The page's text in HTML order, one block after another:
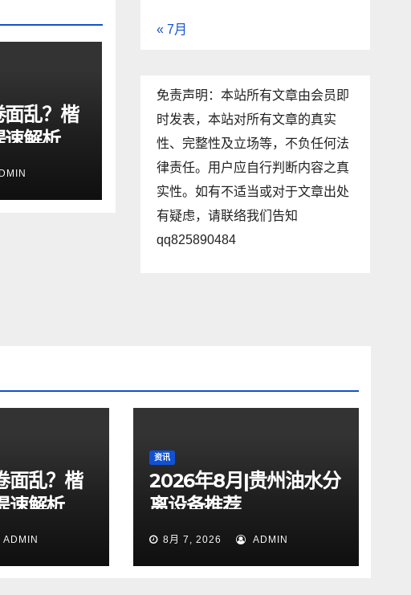
乱？楷
速解析
« 7月
免责声明：本站所有文章由会员即
时发表，本站对所有文章的真实
性、完整性及立场等，不负任何法
律责任。用户应自行判断内容之真
实性。如有不适当或对于文章出处
有疑虑，请联络我们告知
qq825890484
面乱？楷
速解析
ADMIN
资讯
2026年8月|贵州油水分
离设备推荐
8月 7, 2026 ADMIN